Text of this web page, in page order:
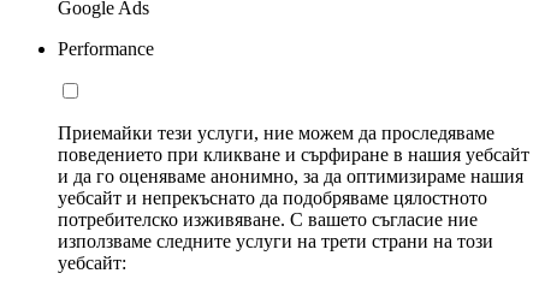
Google Ads
Performance
Приемайки тези услуги, ние можем да проследяваме
поведението при кликване и сърфиране в нашия уебсайт
и да го оценяваме анонимно, за да оптимизираме нашия
уебсайт и непрекъснато да подобряваме цялостното
потребителско изживяване. С вашето съгласие ние
използваме следните услуги на трети страни на този
уебсайт: